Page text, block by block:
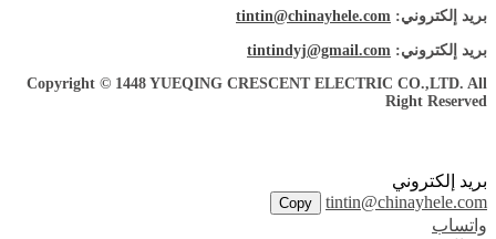
بريد إلكتروني: tintin@chinayhele.com
بريد إلكتروني: tintindyj@gmail.com
Copyright © 1448 YUEQING CRESCENT ELECTRIC CO.,LTD. All
Right Reserved
بريد إلكتروني
tintin@chinayhele.com
Copy
واتساب